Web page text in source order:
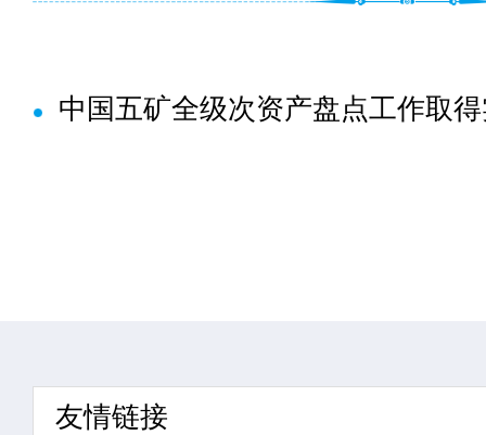
中国五矿全级次资产盘点工作取
友情链接